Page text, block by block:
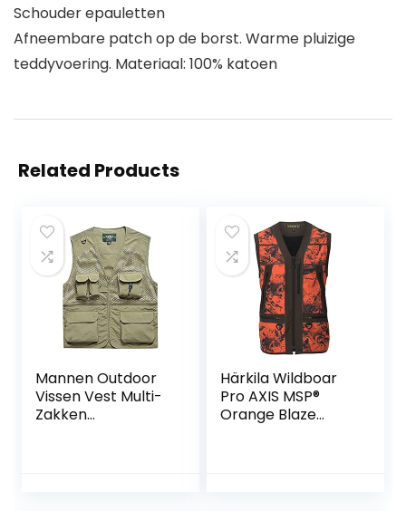
Schouder epauletten
Afneembare patch op de borst. Warme pluizige
teddyvoering. Materiaal: 100% katoen
Related Products
Mannen Outdoor
Vissen Vest Multi-
Zakken
Härkila Wildboar
Pro AXIS MSP®
Orange Blaze